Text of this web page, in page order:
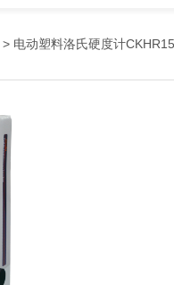
> 电动塑料洛氏硬度计